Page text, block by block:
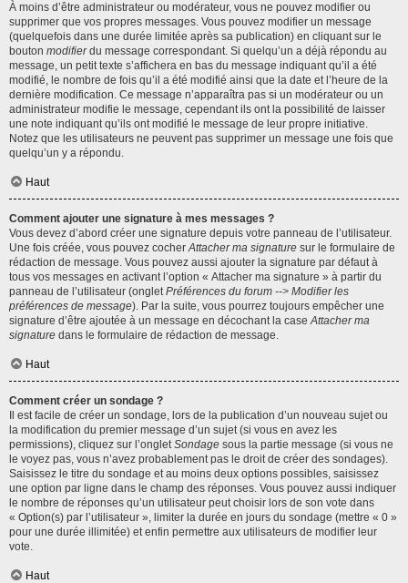
À moins d’être administrateur ou modérateur, vous ne pouvez modifier ou
supprimer que vos propres messages. Vous pouvez modifier un message
(quelquefois dans une durée limitée après sa publication) en cliquant sur le
bouton modifierdu message correspondant. Si quelqu’un a déjà répondu au
message, un petit texte s’affichera en bas du message indiquant qu’il a été
modifié, le nombre de fois qu’il a été modifié ainsi que la date et l’heure de la
dernière modification. Ce message n’apparaîtra pas si un modérateur ou un
administrateur modifie le message, cependant ils ont la possibilité de laisser
une note indiquant qu’ils ont modifié le message de leur propre initiative.
Notez que les utilisateurs ne peuvent pas supprimer un message une fois que
quelqu’un y a répondu.
Haut
Comment ajouter une signature à mes messages ?
Vous devez d’abord créer une signature depuis votre panneau de l’utilisateur.
Une fois créée, vous pouvez cocherAttacher ma signature sur le formulaire de
rédaction de message. Vous pouvez aussi ajouter la signature par défaut à
tous vos messages en activant l’option « Attacher ma signature » à partir du
panneau de l’utilisateur (ongletPréférences du forum --> Modifier les
préférences de message). Par la suite, vous pourrez toujours empêcher une
signature d’être ajoutée à un message en décochant la caseAttacher ma
signature dans le formulaire de rédaction de message.
Haut
Comment créer un sondage ?
Il est facile de créer un sondage, lors de la publication d’un nouveau sujet ou
la modification du premier message d’un sujet (si vous en avez les
permissions), cliquez sur l’ongletSondage sous la partie message (si vous ne
le voyez pas, vous n’avez probablement pas le droit de créer des sondages).
Saisissez le titre du sondage et au moins deux options possibles, saisissez
une option par ligne dans le champ des réponses. Vous pouvez aussi indiquer
le nombre de réponses qu’un utilisateur peut choisir lors de son vote dans
« Option(s) par l’utilisateur », limiter la durée en jours du sondage (mettre « 0 »
pour une durée illimitée) et enfin permettre aux utilisateurs de modifier leur
vote.
Haut